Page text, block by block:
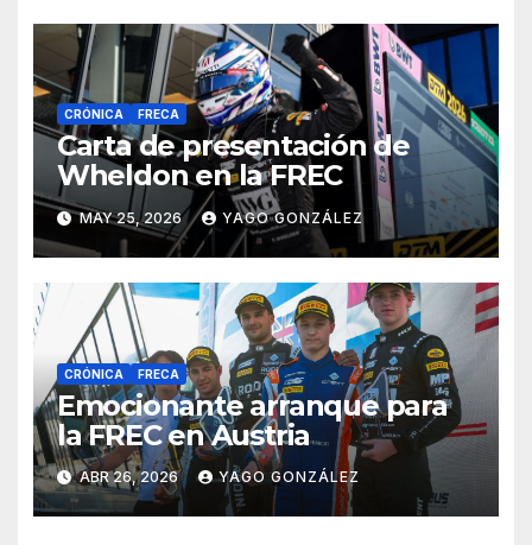
CRÓNICA FRECA
Carta de presentación de
Wheldon en la FREC
MAY 25, 2026 YAGO GONZÁLEZ
CRÓNICA FRECA
Emocionante arranque para
la FREC en Austria
ABR 26, 2026 YAGO GONZÁLEZ